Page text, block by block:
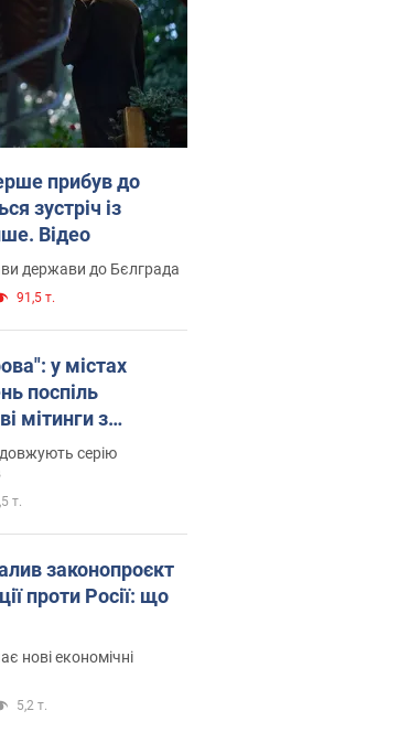
прибув до
зустріч із
Відео
держави до Бєлграда
91,5 т.
у містах
поспіль
мітинги з
і відеосерію
т.
законопроєкт
проти Росії: що
нові економічні
5,2 т.